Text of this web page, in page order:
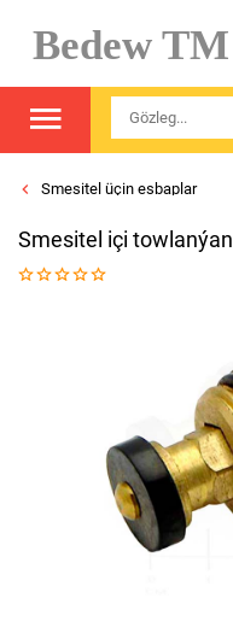
Bedew TM
Smesitel üçin esbaplar
Smesitel içi towlanýan